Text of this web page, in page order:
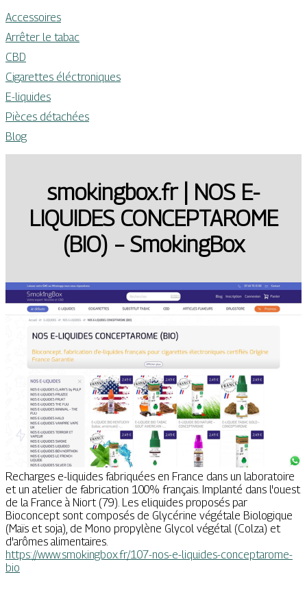
Accessoires
Arrêter le tabac
CBD
Cigarettes éléctroniques
E-liquides
Pièces détachées
Blog
smokingbox.fr | NOS E-
LIQUIDES CONCEPTAROME
(BIO) – SmokingBox
Recharges e-liquides fabriquées en France dans un laboratoire
et un atelier de fabrication 100% français. Implanté dans l'ouest
de la France à Niort (79). Les eliquides proposés par
Bioconcept sont composés de Glycérine végétale Biologique
(Maïs et soja), de Mono propylène Glycol végétal (Colza) et
d'arômes alimentaires.
https://www.smokingbox.fr/107-nos-e-liquides-conceptarome-
bio